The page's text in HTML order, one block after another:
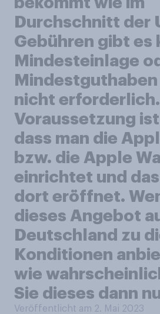
Durchschnitt der
Gebühren gibt es
Mindesteinlage
nicht erforderlich.
Voraussetzung
dass man die
bzw. die Apple
einrichtet und
dort eröffnet.
dieses Angebot
Deutschland zu
Konditionen
wie
Sie dieses dann
Veröffentlicht am 2. Mai 2023